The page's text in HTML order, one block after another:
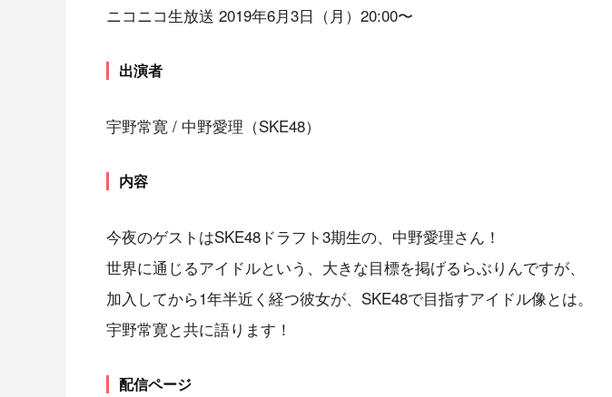
ニコニコ生放送 2019年6月3日（月）20:00〜
出演者
宇野常寛 / 中野愛理（SKE48）
内容
今夜のゲストはSKE48ドラフト3期生の、中野愛理さん！
世界に通じるアイドルという、大きな目標を掲げるらぶりんですが、
加入してから1年半近く経つ彼女が、SKE48で目指すアイドル像とは。
宇野常寛と共に語ります！
配信ページ